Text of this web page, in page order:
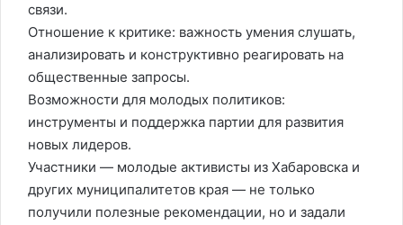
связи.
Отношение к критике: важность умения слушать,
анализировать и конструктивно реагировать на
общественные запросы.
Возможности для молодых политиков:
инструменты и поддержка партии для развития
новых лидеров.
Участники — молодые активисты из Хабаровска и
других муниципалитетов края — не только
получили полезные рекомендации, но и задали